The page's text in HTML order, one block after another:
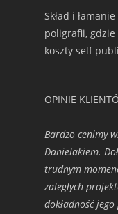
Skład i
poligrafii, gdzie
koszty self
OPINIE
Bardzo cenimy
Danielakiem.
trudnym
zaległych
dokładność